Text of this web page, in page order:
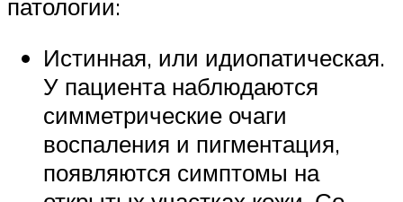
патологии:
Истинная, или идиопатическая.
У пациента наблюдаются
симметрические очаги
воспаления и пигментация,
появляются симптомы на